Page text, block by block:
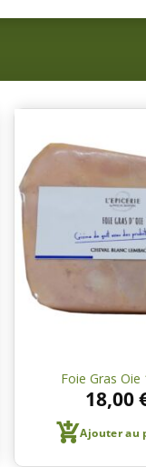
Foie Gras Oie
18,00
Ajouter au